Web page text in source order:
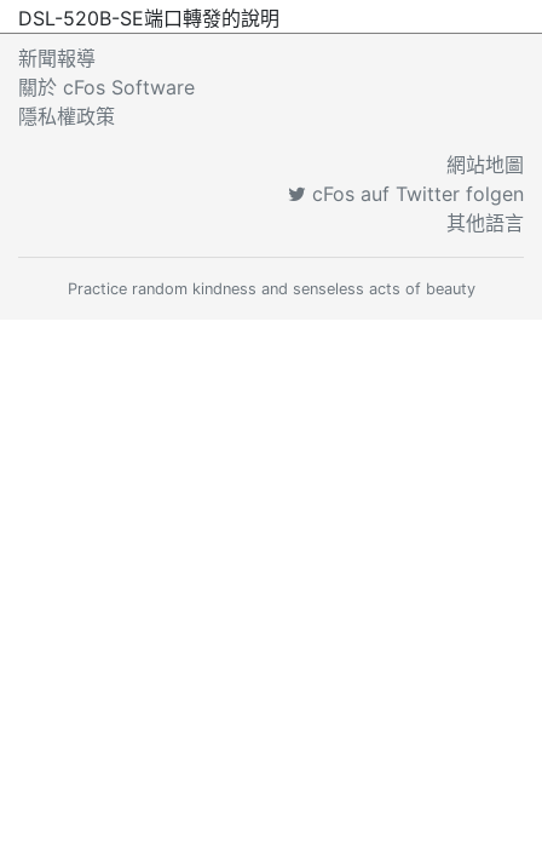
DSL-520B-SE端口轉發的說明
新聞報導
關於 cFos Software
隱私權政策
網站地圖
cFos auf Twitter folgen
其他語言
Practice random kindness and senseless acts of beauty